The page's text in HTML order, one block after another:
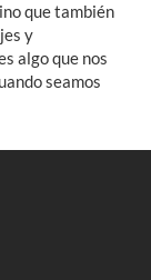
que también
y
algo que nos
seamos